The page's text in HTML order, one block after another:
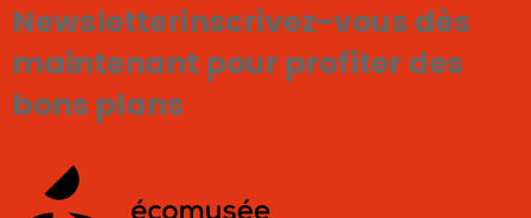
Newsletterinscrivez-vous dès
maintenant pour profiter des
bons plans